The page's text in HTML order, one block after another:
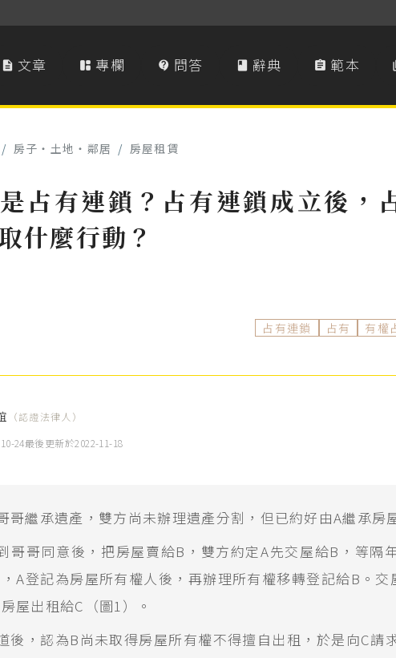
 文章  專欄  問答  辭典  範本
/ 房子‧土地‧鄰居 / 房屋租賃
占有連鎖？占有連鎖成立後，
什麼行動？
占有連鎖 占有 有權
（認證法律人）
24最後更新於2022-11-18
哥繼承遺產，雙方尚未辦理遺產分割，但已約好由A繼承房
哥哥同意後，把房屋賣給B，雙方約定A先交屋給B，等隔
A登記為房屋所有權人後，再辦理所有權移轉登記給B。交
屋出租給C（圖1）。
後，認為B尚未取得房屋所有權不得擅自出租，於是向C請